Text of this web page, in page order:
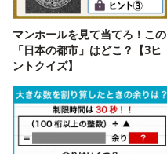
マンホールを見て当てろ！この
「日本の都市」はどこ？【3ヒ
ントクイズ】